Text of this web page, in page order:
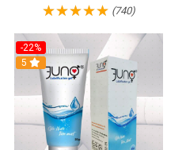
(740)
-22%
5